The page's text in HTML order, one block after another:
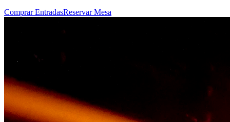
Comprar EntradasReservar Mesa